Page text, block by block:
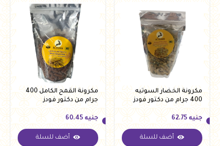
مكرونة الخضار السوتيه
400 جرام من دكتور فودز
جنيه
جنيه 62.75
أضف للسلة
مكرونة القمح الكامل 400
جرام من دكتور فودز
جنيه
جنيه 60.45
أضف للسلة